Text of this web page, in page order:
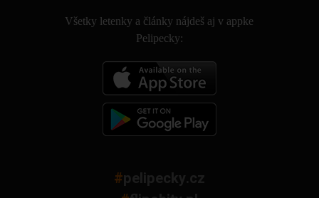
Všetky letenky a články nájdeš aj v appke
Pelipecky:
#pelipecky.cz